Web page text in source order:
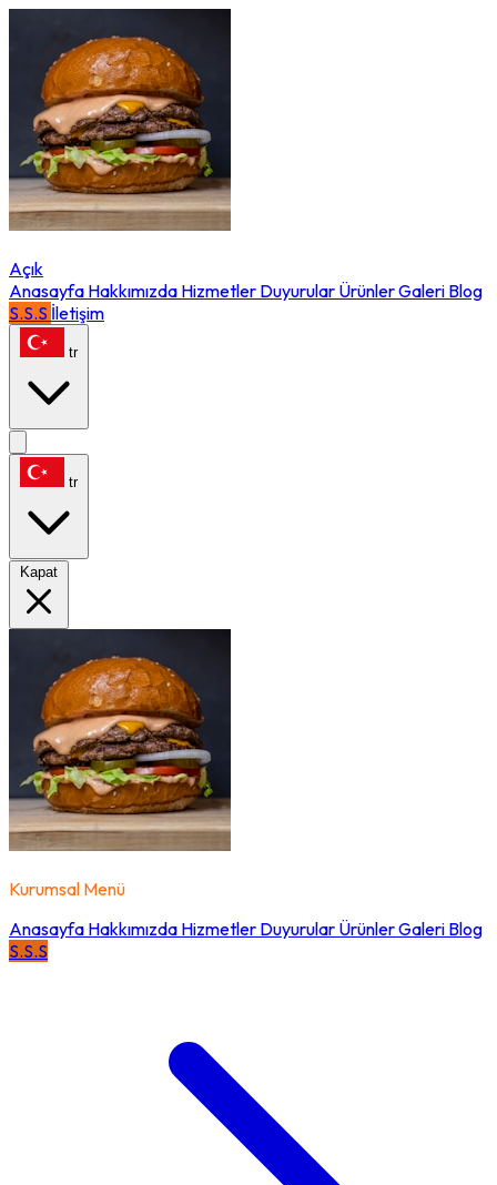
Açık
Anasayfa Hakkımızda Hizmetler Duyurular ÜrünlerGaleri Blog
S.S.S İletişim
tr
tr
Kapat
Kurumsal Menü
Anasayfa Hakkımızda Hizmetler Duyurular ÜrünlerGaleri Blog
S.S.S